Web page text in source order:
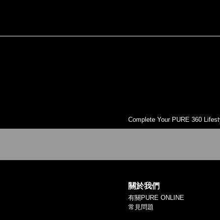
Complete Your PURE 360
關於我們
有關PURE ONLINE
常見問題